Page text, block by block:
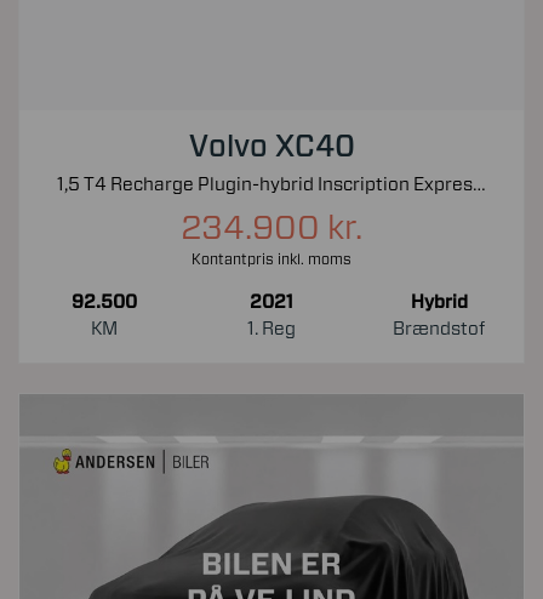
Volvo XC40
1,5 T4 Recharge Plugin-hybrid Inscription Expression 211HK 5d 7g Aut.
234.900 kr.
Kontantpris inkl. moms
92.500
KM
2021
1. Reg
Hybrid
Brændstof